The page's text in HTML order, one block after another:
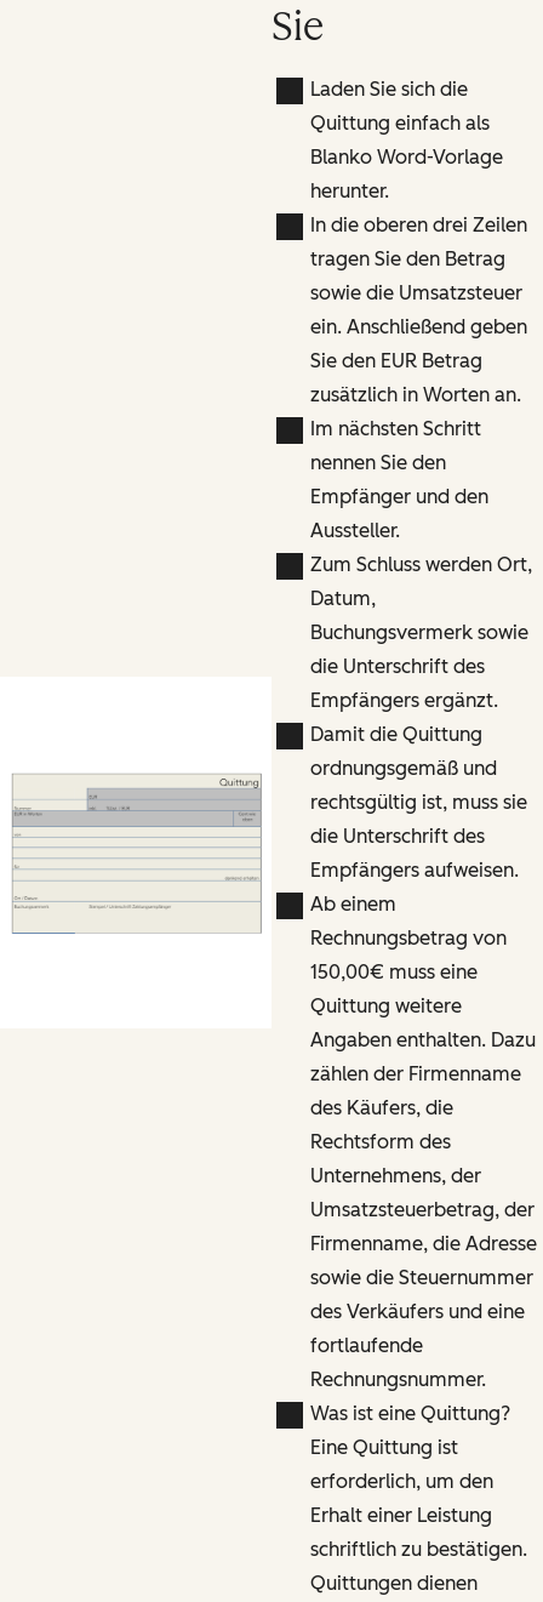
Sie
Laden Sie sich die
Quittung einfach als
Blanko Word-Vorlage
herunter.
In die oberen drei Zeilen
tragen Sie den Betrag
sowie die Umsatzsteuer
ein. Anschließend geben
Sie den EUR Betrag
zusätzlich in Worten an.
Im nächsten Schritt
nennen Sie den
Empfänger und den
Aussteller.
Zum Schluss werden Ort,
Datum,
Buchungsvermerk sowie
die Unterschrift des
Empfängers ergänzt.
Damit die Quittung
ordnungsgemäß und
rechtsgültig ist, muss sie
die Unterschrift des
Empfängers aufweisen.
Ab einem
Rechnungsbetrag von
150,00€ muss eine
Quittung weitere
Angaben enthalten. Dazu
zählen der Firmenname
des Käufers, die
Rechtsform des
Unternehmens, der
Umsatzsteuerbetrag, der
Firmenname, die Adresse
sowie die Steuernummer
des Verkäufers und eine
fortlaufende
Rechnungsnummer.
Was ist eine Quittung?
Eine Quittung ist
erforderlich, um den
Erhalt einer Leistung
schriftlich zu bestätigen.
Quittungen dienen